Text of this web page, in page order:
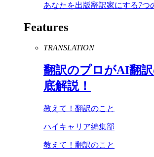
あなたを出版翻訳家にする7つ
Features
TRANSLATION
翻訳のプロがAI翻
底解説！
教えて！翻訳のこと
ハイキャリア編集部
教えて！翻訳のこと